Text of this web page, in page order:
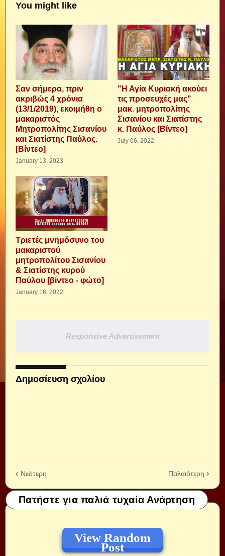
You might like
Σαν σήμερα, πριν
ακριβώς 4 χρόνια
(13/1/2019), εκοιμήθη ο
μακαριστός
Μητροπολίτης Σισανίου
και Σιατίστης Παύλος.
[Βίντεο]
January 13, 2023
"Η Αγία Κυριακή ακούει
τις προσευχές μας"
μακ. μητροπολίτης
Σισανίου και Σιατίστης
κ. Παύλος [Βίντεο]
July 06, 2022
Τριετές μνημόσυνο του
μακαριστού
μητροπολίτου Σισανίου
& Σιατίστης κυρού
Παύλου [βίντεο - φώτο]
January 16, 2022
Responsive Advertisement
Δημοσίευση σχολίου
Νεότερη Παλαιότερη
Πατήστε για παλιά τυχαία Ανάρτηση
View Random
Post